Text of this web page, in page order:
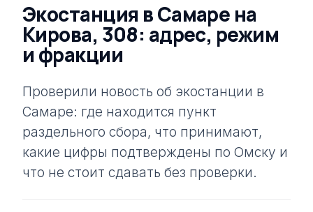
Экостанция в Самаре на
Кирова, 308: адрес, режим
и фракции
Проверили новость об экостанции в
Самаре: где находится пункт
раздельного сбора, что принимают,
какие цифры подтверждены по Омску и
что не стоит сдавать без проверки.